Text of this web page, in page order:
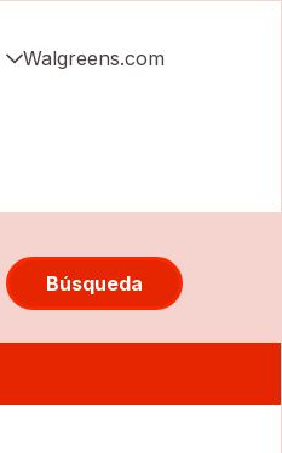
Walgreens.com
Búsqueda